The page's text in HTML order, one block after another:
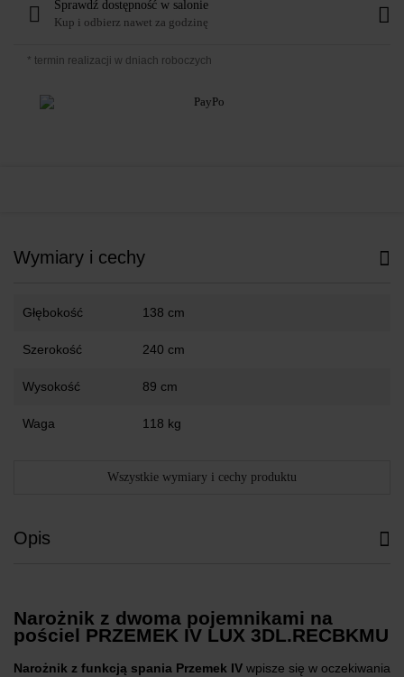
Sprawdź dostępność w salonie
Kup i odbierz nawet za godzinę
* termin realizacji w dniach roboczych
Wymiary i cechy
Głębokość 138 cm
Szerokość 240 cm
Wysokość 89 cm
Waga 118 kg
Wszystkie wymiary i cechy produktu
Opis
Narożnik z dwoma pojemnikami na
pościel PRZEMEK IV LUX 3DL.RECBKMU
Narożnik z funkcją spania Przemek IV wpisze się w oczekiwania